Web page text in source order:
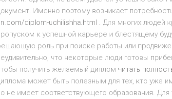
Именно поэтому возникает
diplom-uchilishha.html . Для многих людей
к успешной карьере и блестящему
роль при поиске работы или
что некоторые люди готовы
получить желаемый диплом читать
может быть полезным для тех, кто уже
не имеет соответствующего образования.